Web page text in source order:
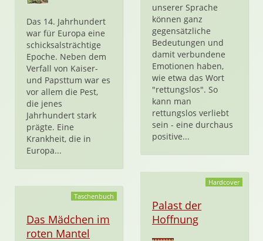
Das 14. Jahrhundert
war für Europa eine
schicksalsträchtige
Epoche. Neben dem
Verfall von Kaiser-
und Papsttum war es
vor allem die Pest,
die jenes
Jahrhundert stark
prägte. Eine
Krankheit, die in
Europa...
unserer Sprache
können ganz
gegensätzliche
Bedeutungen und
damit verbundene
Emotionen haben,
wie etwa das Wort
"rettungslos". So
kann man
rettungslos verliebt
sein - eine durchaus
positive...
Taschenbuch
Das Mädchen im
roten Mantel
Hardcover
Palast der
Hoffnung